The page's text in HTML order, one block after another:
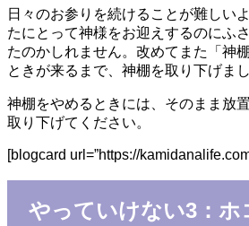
日々のお参りを続けることが難しい
たにとって神様をお迎えするのにふ
たのかしれません。改めてまた「神
ときが来るまで、神棚を取り下げまし
神棚をやめるときには、そのまま放
取り下げてください。
[blogcard url=”https://
やっていけない3：ホ